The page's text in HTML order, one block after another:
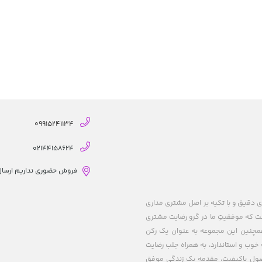
های دقیق و با تکیه بر اصل مشتری مداری
است که موفقیتِ ما در گرو رضایت مشتری
این مجموعه به عنوان یک رکن
و استاندارد، به همراه جلب رضایت
باکیفیت، مقدمه یک زندگی موفق
09915241134
02144158624
فروش حضوری نداریم ارسال